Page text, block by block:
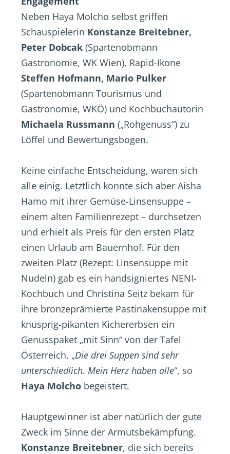
Neben Haya Molcho selbst griffen
Schauspielerin Konstanze Breitebner,
Peter Dobcak (Spartenobmann
Gastronomie, WK Wien), Rapid-Ikone
Steffen Hofmann, Mario Pulker
(Spartenobmann Tourismus und
Gastronomie, WKÖ) und Kochbuchautorin
Michaela Russmann („Rohgenuss“) zu
Löffel und Bewertungsbogen.
Keine einfache Entscheidung, waren sich
alle einig. Letztlich konnte sich aber Aisha
Hamo mit ihrer Gemüse-Linsensuppe –
einem alten Familienrezept – durchsetzen
und erhielt als Preis für den ersten Platz
einen Urlaub am Bauernhof. Für den
zweiten Platz (Rezept: Linsensuppe mit
Nudeln) gab es ein handsigniertes NENI-
Kochbuch und Christina Seitz bekam für
ihre bronzeprämierte Pastinakensuppe mit
knusprig-pikanten Kichererbsen ein
Genusspaket „mit Sinn“ von der Tafel
Österreich. „Die drei Suppen sind sehr
unterschiedlich. Mein Herz haben alle“, so
Haya Molcho begeistert.
Hauptgewinner ist aber natürlich der gute
Zweck im Sinne der Armutsbekämpfung.
Konstanze Breitebner, die sich bereits